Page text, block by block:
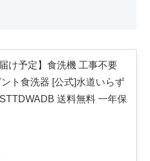
け予定】食洗機 工事不要
ト食洗器 [公式]水道いらず
送料無料 一年保